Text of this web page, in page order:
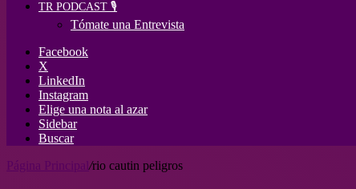
TR PODCAST 🎙️
Tómate una Entrevista
Facebook
X
LinkedIn
Instagram
Elige una nota al azar
Sidebar
Buscar
Página Principal /rio cautin peligros